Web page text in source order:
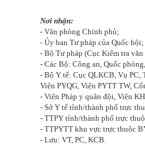
Nơi nhận:
- Văn phòng Chính phủ;
- Ủy ban Tư pháp của Quốc hội;
- Bộ Tư pháp
- Các Bộ: Công an, Quốc
- Bộ Y tế: Cục QLKCB, Vụ PC,
Viện PYQG, Viện PYTT TW,
- Viện Pháp y quân đội, Viện
- Sở Y tế tỉnh/thành phố trực
- TTPY tỉnh/thành phố trực
- TTPYTT khu vực trực thuộc
- Lưu: VT, PC, KCB.